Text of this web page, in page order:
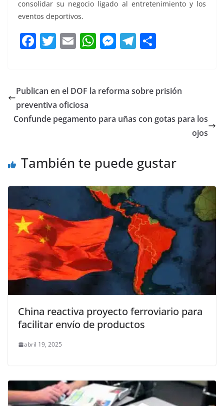
consolidar su negocio ligado al entretenimiento y los
eventos deportivos.
F
e
b
o
T
er
E
l
W
s
p
M
e
g
T
gr
m
p
tir
Publican en el DOF la reforma sobre prisión
preventiva oficiosa
Confunde pegamento para uñas con gotas para los
ojos
También te puede gustar
China reactiva proyecto ferroviario para
facilitar envío de productos
abril 19, 2025